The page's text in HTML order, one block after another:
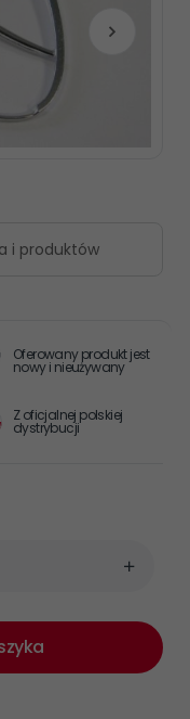
i produktów
Oferowany produkt jest
nowy i nieużywany
Z oficjalnej polskiej
dystrybucji